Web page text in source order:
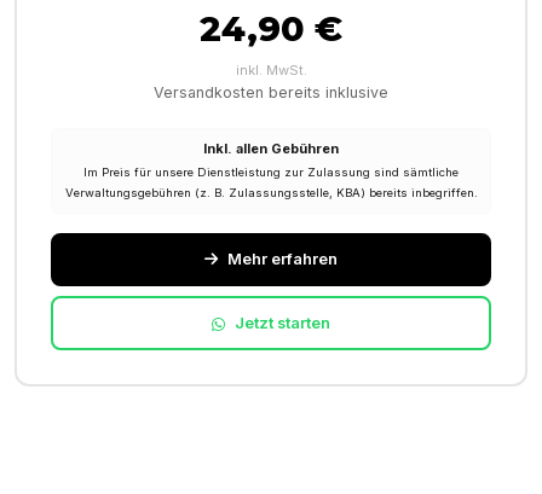
24,90 €
inkl. MwSt.
Versandkosten bereits inklusive
Inkl. allen Gebühren
Im Preis für unsere Dienstleistung zur Zulassung sind sämtliche
Verwaltungsgebühren (z. B. Zulassungsstelle, KBA) bereits inbegriffen.
Mehr erfahren
Jetzt starten